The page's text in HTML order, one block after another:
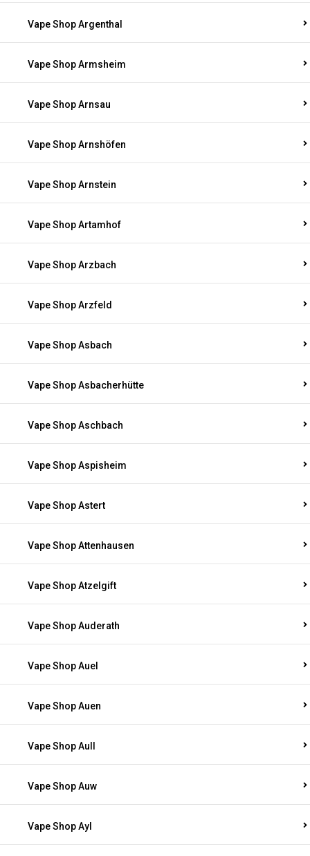
Vape Shop Argenthal
Vape Shop Armsheim
Vape Shop Arnsau
Vape Shop Arnshöfen
Vape Shop Arnstein
Vape Shop Artamhof
Vape Shop Arzbach
Vape Shop Arzfeld
Vape Shop Asbach
Vape Shop Asbacherhütte
Vape Shop Aschbach
Vape Shop Aspisheim
Vape Shop Astert
Vape Shop Attenhausen
Vape Shop Atzelgift
Vape Shop Auderath
Vape Shop Auel
Vape Shop Auen
Vape Shop Aull
Vape Shop Auw
Vape Shop Ayl